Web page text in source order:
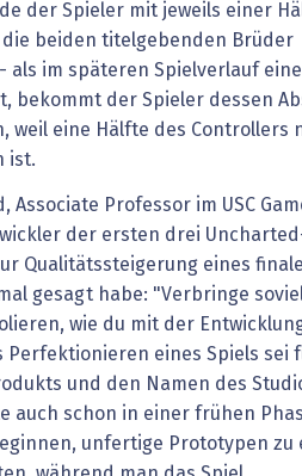
der Spieler mit jeweils einer
beiden titelgebenden Brüder
als im späteren Spielverlauf
bekommt der Spieler dessen
weil eine Hälfte des Controllers
ist.
Associate Professor im USC
der ersten drei
Qualitätssteigerung eines
gesagt habe: "Verbringe
wie du mit der
Perfektionieren eines Spiels sei
und den Namen des
auch schon in einer frühen
unfertige Prototypen zu